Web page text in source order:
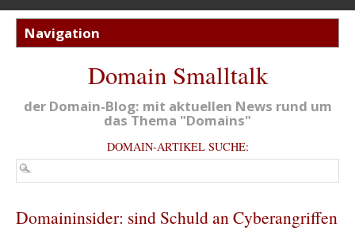
Domain Smalltalk
der Domain-Blog: mit aktuellen News rund um
das Thema "Domains"
DOMAIN-ARTIKEL SUCHE:
Domaininsider: sind Schuld an Cyberangriffen